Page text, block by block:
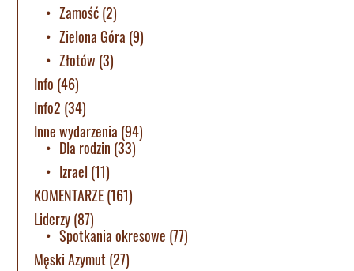
Zamość(2)
Zielona Góra (9)
Złotów (3)
Info (46)
Info2 (34)
Inne wydarzenia (94)
Dla rodzin (33)
Izrael (11)
KOMENTARZE(161)
Liderzy(87)
Spotkania okresowe (77)
Męski Azymut (27)